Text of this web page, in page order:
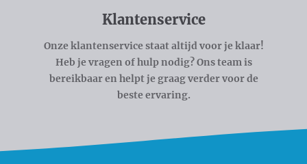
Klantenservice
Onze klantenservice staat altijd voor je klaar!
Heb je vragen of hulp nodig? Ons team is
bereikbaar en helpt je graag verder voor de
beste ervaring.